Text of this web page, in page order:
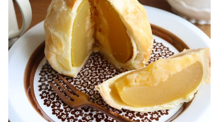
14. 林檎せんべい ＜渋川製菓＞
【青森限定】新青森駅で買えるお土産
15. 南部せんべい ＜南部せんべい本舗 八戸屋＞